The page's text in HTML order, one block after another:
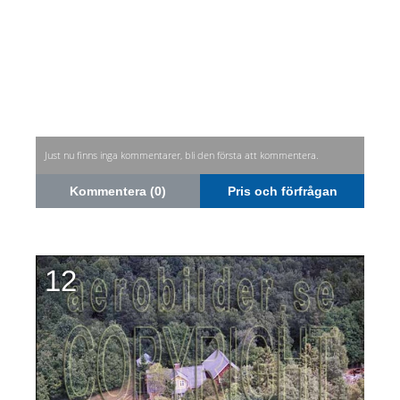
Just nu finns inga kommentarer, bli den första att kommentera.
Kommentera (0) Pris och förfrågan
12